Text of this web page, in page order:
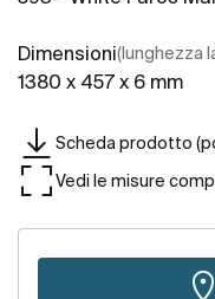
Dimensioni(lunghezza
1380 x 457 x 6 mm
Scheda prodotto
Vedi le misure